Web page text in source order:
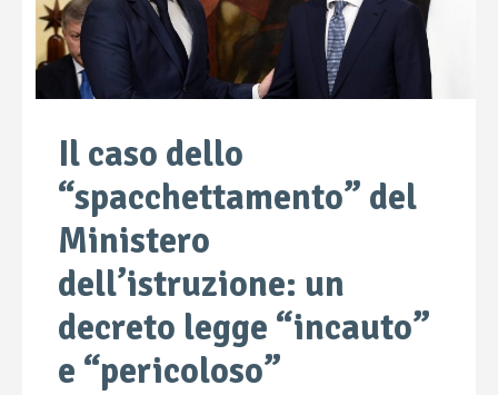
Il caso dello
“spacchettamento” del
Ministero
dell’istruzione: un
decreto legge “incauto”
e “pericoloso”